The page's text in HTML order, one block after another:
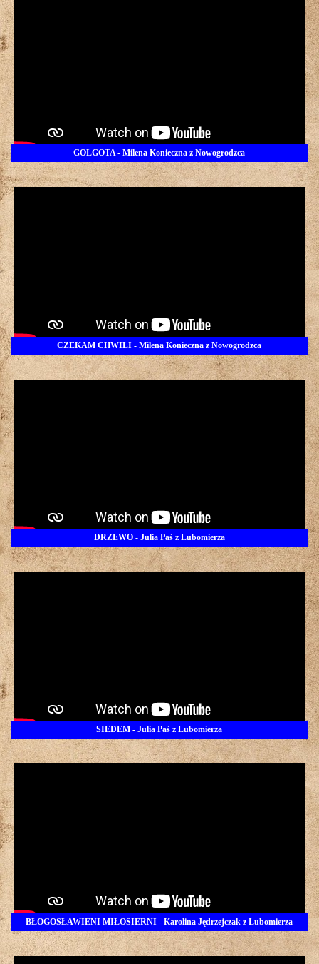
GOLGOTA - Milena Konieczna z Nowogrodzca
CZEKAM CHWILI - Milena Konieczna z Nowogrodzca
DRZEWO - Julia Paś z Lubomierza
SIEDEM - Julia Paś z Lubomierza
BŁOGOSŁAWIENI MIŁOSIERNI - Karolina Jędrzejczak z Lubomierza